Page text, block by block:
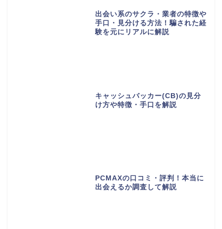
出会い系のサクラ・業者の特徴や
手口・見分ける方法！騙された経
験を元にリアルに解説
キャッシュバッカー(CB)の見分
け方や特徴・手口を解説
PCMAXの口コミ・評判！本当に
出会えるか調査して解説